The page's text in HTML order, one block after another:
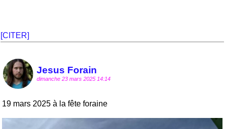
[CITER]
Jesus Forain
dimanche 23 mars 2025 14:14
19 mars 2025 à la fête foraine